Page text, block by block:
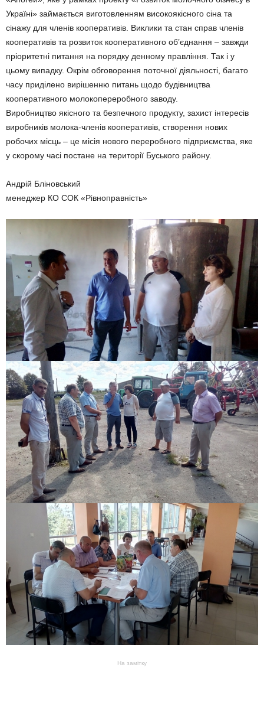
Україні» займається виготовленням високоякісного сіна та
сінажу для членів кооперативів. Виклики та стан справ членів
кооперативів та розвиток кооперативного об’єднання – завжди
пріоритетні питання на порядку денному правління. Так і у
цьому випадку. Окрім обговорення поточної діяльності, багато
часу приділено вирішенню питань щодо будівництва
кооперативного молокопереробного заводу.
Виробництво якісного та безпечного продукту, захист інтересів
виробників молока-членів кооперативів, створення нових
робочих місць – це місія нового переробного підприємства, яке
у скорому часі постане на території Буського району.
Андрій Бліновський
менеджер КО СОК «Рівноправність»
На замітку